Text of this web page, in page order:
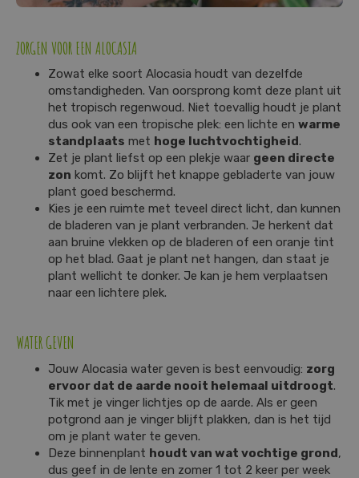
ZORGEN VOOR EEN ALOCASIA
Zowat elke soort Alocasia houdt van dezelfde
omstandigheden. Van oorsprong komt deze plant uit
het tropisch regenwoud. Niet toevallig houdt je plant
dus ook van een tropische plek: een lichte en warme
standplaats met hoge luchtvochtigheid.
Zet je plant liefst op een plekje waar geen directe
zon komt. Zo blijft het knappe gebladerte van jouw
plant goed beschermd.
Kies je een ruimte met teveel direct licht, dan kunnen
de bladeren van je plant verbranden. Je herkent dat
aan bruine vlekken op de bladeren of een oranje tint
op het blad. Gaat je plant net hangen, dan staat je
plant wellicht te donker. Je kan je hem verplaatsen
naar een lichtere plek.
WATER GEVEN
Jouw Alocasia water geven is best eenvoudig: zorg
ervoor dat de aarde nooit helemaal uitdroogt.
Tik met je vinger lichtjes op de aarde. Als er geen
potgrond aan je vinger blijft plakken, dan is het tijd
om je plant water te geven.
Deze binnenplant houdt van wat vochtige grond,
dus geef in de lente en zomer 1 tot 2 keer per week